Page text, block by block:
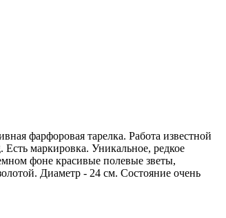
фарфоровая тарелка. Работа известной
маркировка. Уникальное, редкое
фоне красивые полевые зветы,
Диаметр - 24 см. Состояние очень